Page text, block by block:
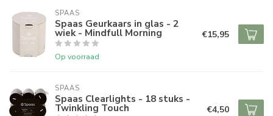
SPAAS
Spaas Geurkaars in glas - 2
wiek - Mindfull Morning
Op voorraad
€15,95
SPAAS
Spaas Clearlights - 18 stuks -
Twinkling Touch €4,50